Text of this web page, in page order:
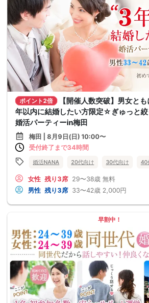
ポイント2倍
【開催人数突破】男女と
年以内に結婚したい方限定☆ぎゅっと
婚活パーティーin梅田
梅田 | 8月9日(日) 10:00〜
受付終了まで34時間
婚活NANA 20代向け 30代向け 40
女性 残り3席 29〜38歳 無料
男性 残り3席 33〜42歳 2,000円
早割中！